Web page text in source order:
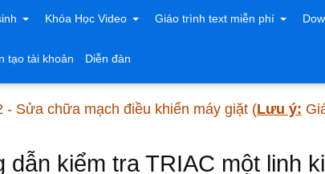
Khóa Học Video Giáo trình text miễn phí
tạo tài khoản Diễn đàn
- Sửa chữa mạch điều khiển máy giặt (Lưu ý:
dẫn kiểm tra TRIAC một linh